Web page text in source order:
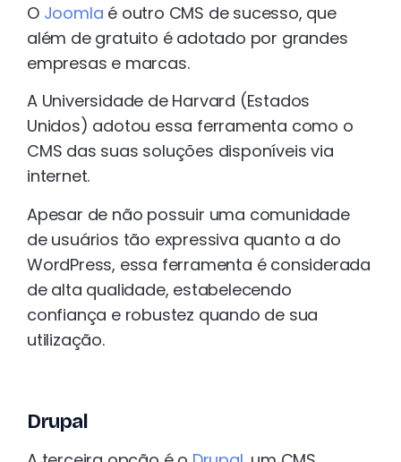
O Joomla é outro CMS de sucesso, que
além de gratuito é adotado por grandes
empresas e marcas.
A Universidade de Harvard (Estados
Unidos) adotou essa ferramenta como o
CMS das suas soluções disponíveis via
internet.
Apesar de não possuir uma comunidade
de usuários tão expressiva quanto a do
WordPress, essa ferramenta é considerada
de alta qualidade, estabelecendo
confiança e robustez quando de sua
utilização.
Drupal